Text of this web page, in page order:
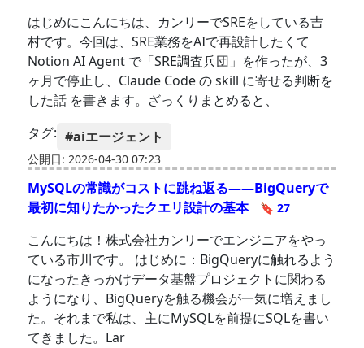
はじめにこんにちは、カンリーでSREをしている吉
村です。今回は、SRE業務をAIで再設計したくて
Notion AI Agent で「SRE調査兵団」を作ったが、3
ヶ月で停止し、Claude Code の skill に寄せる判断を
した話 を書きます。ざっくりまとめると、
タグ: #aiエージェント
公開日: 2026-04-30 07:23
MySQLの常識がコストに跳ね返る――BigQueryで
最初に知りたかったクエリ設計の基本
🔖 27
こんにちは！株式会社カンリーでエンジニアをやっ
ている市川です。 はじめに：BigQueryに触れるよう
になったきっかけデータ基盤プロジェクトに関わる
ようになり、BigQueryを触る機会が一気に増えまし
た。それまで私は、主にMySQLを前提にSQLを書い
てきました。Lar